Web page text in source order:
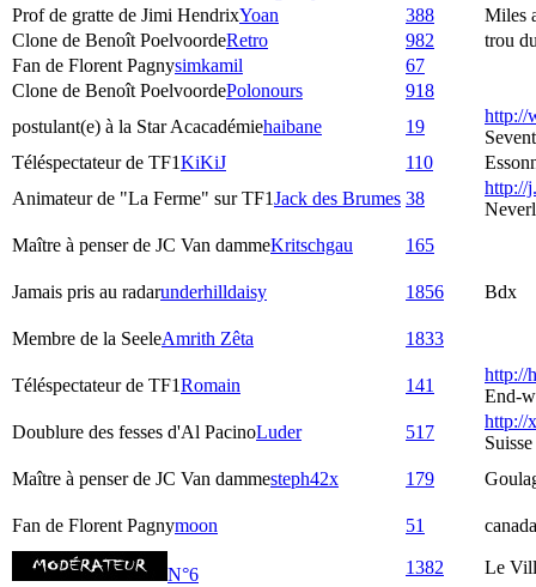
Prof de gratte de Jimi HendrixYoan 388
Miles
Clone de Benoît PoelvoordeRetro 982
trou
Fan de Florent Pagnysimkamil
67
Clone de Benoît PoelvoordePolonours
918
postulant(e) à la Star Acacadémiehaibane 19
http://
Téléspectateur de TF1KiKiJ 110
Animateur de "La Ferme" sur TF1Jack des Brumes 38
http://
Maître à penser de JC Van dammeKritschgau 165
Jamais pris au radarunderhilldaisy 1856 Bdx
Membre de la SeeleAmrith Zêta 1833
Téléspectateur de TF1Romain 141
http://
End-
Doublure des fesses d'Al PacinoLuder 517
http://
Suisse
Maître à penser de JC Van dammesteph42x 179
Fan de Florent Pagnymoon 51 canada
N°6 1382 Le